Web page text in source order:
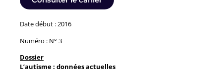
Date début : 2016
Numéro : N° 3
Dossier
L’autisme : données actuelles